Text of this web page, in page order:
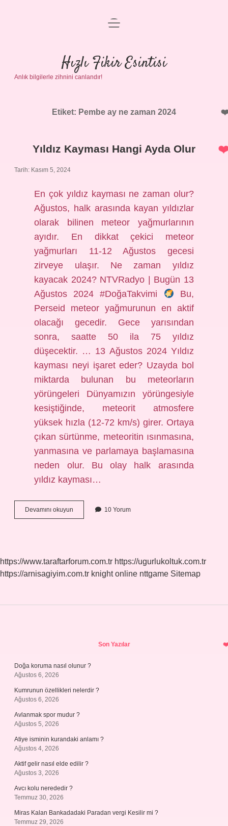
Anasayfa
Gizlilik Politikası
Yasal Uyarı
menüyü
Hızlı Fikir Esintisi
Anlık bilgilerle zihnini canlandır!
Etiket: Pembe ay ne zaman 2024
Yıldız Kayması Hangi Ayda Olur
Tarih: Kasım 5, 2024
En çok yıldız kayması ne zaman olur?
Ağustos, halk arasında kayan yıldızlar
olarak bilinen meteor yağmurlarının
ayıdır. En dikkat çekici meteor
yağmurları 11-12 Ağustos gecesi
zirveye ulaşır. Ne zaman yıldız
kayacak 2024? NTVRadyo | Bugün 13
Ağustos 2024 #DoğaTakvimi
Bu,
Perseid meteor yağmurunun en aktif
olacağı gecedir. Gece yarısından
sonra, saatte 50 ila 75 yıldız
düşecektir. … 13 Ağustos 2024 Yıldız
kayması neyi işaret eder? Uzayda bol
miktarda bulunan bu meteorların
yörüngeleri Dünyamızın yörüngesiyle
kesiştiğinde, meteorit atmosfere
yüksek hızla (12-72 km/s) girer. Ortaya
çıkan sürtünme, meteoritin ısınmasına,
yanmasına ve parlamaya başlamasına
neden olur. Bu olay halk arasında
yıldız kayması…
Devamını okuyun
Kayması
10 Yorum
https://www.taraftarforum.com.tr https://ugurlukoltuk.com.tr
https://arnisagiyim.com.tr knight online nttgame Sitemap
Son Yazılar
Doğa koruma nasıl olunur ?
Ağustos 6, 2026
Kumrunun özellikleri nelerdir ?
Ağustos 6, 2026
Avlanmak spor mudur ?
Ağustos 5, 2026
Atiye isminin kurandaki anlamı ?
Ağustos 4, 2026
Aktif gelir nasıl elde edilir ?
Ağustos 3, 2026
Avcı kolu nerededir ?
Temmuz 30, 2026
Miras Kalan Bankadadaki Paradan vergi Kesilir mi ?
Temmuz 29, 2026